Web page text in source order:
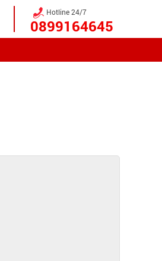
Hotline 24/7
0899164645